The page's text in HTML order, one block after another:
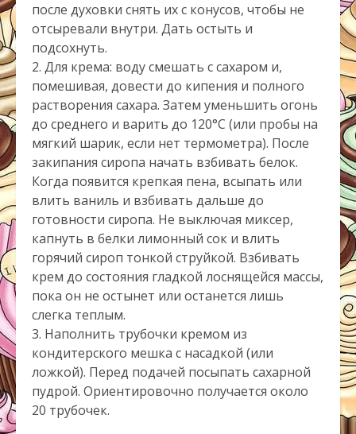
после духовки снять их с конусов, чтобы не
отсыревали внутри. Дать остыть и
подсохнуть.
2. Для крема: воду смешать с сахаром и,
помешивая, довести до кипения и полного
растворения сахара. Затем уменьшить огонь
до среднего и варить до 120°C (или пробы на
мягкий шарик, если нет термометра). После
закипания сиропа начать взбивать белок.
Когда появится крепкая пена, всыпать или
влить ваниль и взбивать дальше до
готовности сиропа. Не выключая миксер,
капнуть в белки лимонный сок и влить
горячий сироп тонкой струйкой. Взбивать
крем до состояния гладкой лоснящейся массы,
пока он не остынет или останется лишь
слегка теплым.
3. Наполнить трубочки кремом из
кондитерского мешка с насадкой (или
ложкой). Перед подачей посыпать сахарной
пудрой. Ориентировочно получается около
20 трубочек.